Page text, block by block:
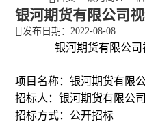
银河期货有限公司
发布日期：2022-08-08
银河期货有限公
项目名称：银河期货有限
招标人：银河期货有限公司
招标方式：公开招标